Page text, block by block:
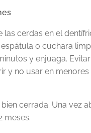
las cerdas en el
o cuchara
y enjuaga.
y no usar en menores
cerrada. Una vez
meses.